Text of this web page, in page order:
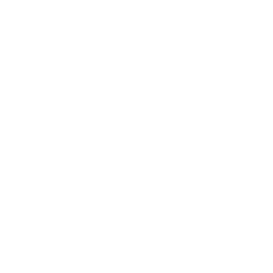
не название операции на сайте исполнителя, а то,
операции. Для заказчика практический вывод простой: если
снизить риск претензий к передаче отхода
выдавать центр утилизации отходов?
на объекте, и документ, подтверждающий
счета-фактуры для бухгалтерии, а для отдельных